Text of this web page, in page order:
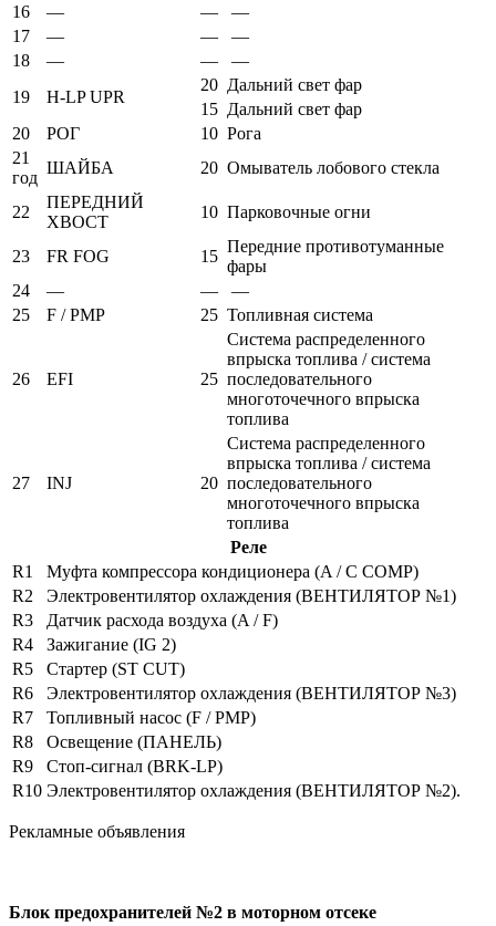
16
— —
—
17
— —
—
18
— —
—
19
H-LP UPR
20 Дальний свет фар
15 Дальний свет фар
20
РОГ 10 Рога
21
год
ШАЙБА 20 Омыватель лобового стекла
22
ПЕРЕДНИЙ
ХВОСТ
10 Парковочные огни
23 FR FOG 15
Передние противотуманные
фары
24
— —
—
25
F / PMP 25 Топливная система
26 EFI 25
Система распределенного
впрыска топлива / система
последовательного
многоточечного впрыска
топлива
27 INJ 20
Система распределенного
впрыска топлива / система
последовательного
многоточечного впрыска
топлива
Реле
R1
Муфта компрессора кондиционера (A / C COMP)
R2
Электровентилятор охлаждения (ВЕНТИЛЯТОР №1)
R3
Датчик расхода воздуха (A / F)
R4
Зажигание (IG 2)
R5
Стартер (ST CUT)
R6
Электровентилятор охлаждения (ВЕНТИЛЯТОР №3)
R7
Топливный насос (F / PMP)
R8
Освещение (ПАНЕЛЬ)
R9
Стоп-сигнал (BRK-LP)
R10 Электровентилятор охлаждения (ВЕНТИЛЯТОР №2).
Рекламные объявления
Блок предохранителей №2 в моторном отсеке